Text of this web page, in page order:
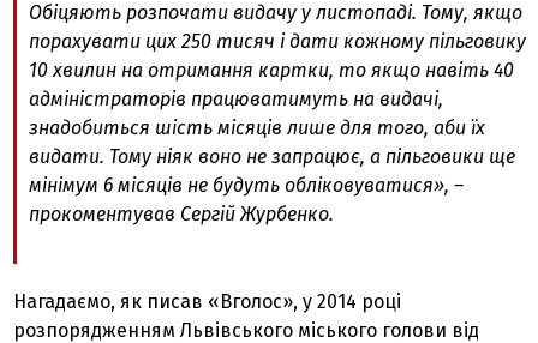
Обіцяють розпочати видачу у листопаді. Тому, якщо
порахувати цих 250 тисяч і дати кожному пільговику
10 хвилин на отримання картки, то якщо навіть 40
адміністраторів працюватимуть на видачі,
знадобиться шість місяців лише для того, аби їх
видати. Тому ніяк воно не запрацює, а пільговики ще
мінімум 6 місяців не будуть обліковуватися», –
прокоментував Сергій Журбенко.
Нагадаємо, як писав «Вголос», у 2014 році
розпорядженням Львівського міського голови від